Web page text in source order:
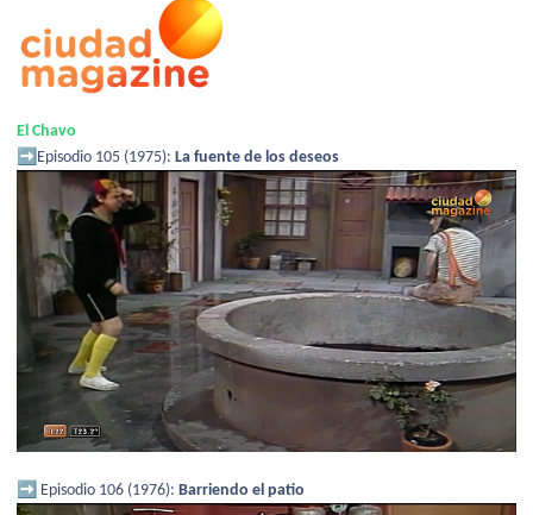
El Chavo
➡️ Episodio 105 (1975): La fuente de los deseos
➡️ Episodio 106 (1976): Barriendo el patio